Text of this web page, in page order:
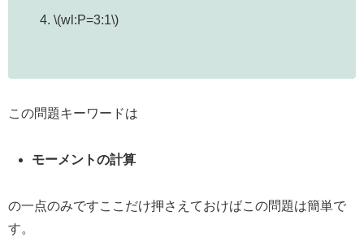
\(wl:P=3:1\)
この問題キーワードは
モーメントの計算
の一点のみですここだけ押さえておけばこの問題は簡単で
す。